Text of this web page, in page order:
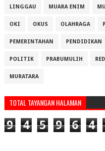
LINGGAU MUARA ENIM
OKI OKUS OLAHRAGA
PEMERINTAHAN PENDIDIKAN
POLITIK PRABUMULIH
MURATARA
TOTAL TAYANGAN HALAMAN
9 4 5 9 6 4